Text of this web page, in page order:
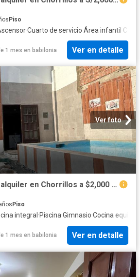
Piso
·Cuarto de servicio·Área infantil ·
1 mes en babilonia Ver en detalle
Ver foto
Departamento en alquiler en Chorrillos a $2,000 al mes
Piso
integral ·Piscina·Gimnasio·Cocina
1 mes en babilonia Ver en detalle